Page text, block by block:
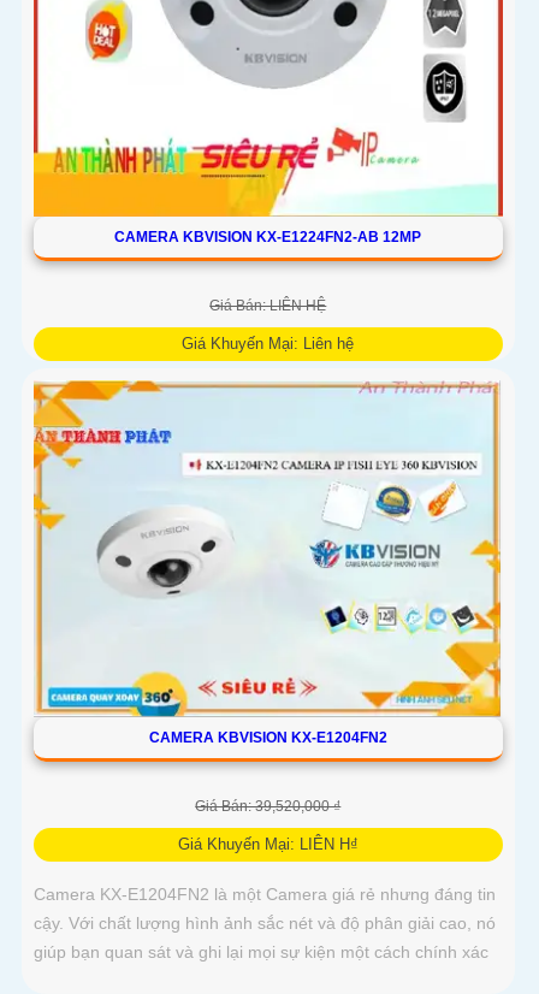
CAMERA KBVISION KX-E1224FN2-AB 12MP
Giá Bán: LIÊN HỆ
Giá Khuyến Mại: Liên hệ
Camera giám sát KX-E1224FN2-AB sử dụng công nghệ
Starlight tiên tiến, có khả năng giám sát tốt trong môi trường
thiếu ánh sáng. Với độ phân giải HD IP, sản phẩm này mang
lại hình ảnh chất lượng cao, rõ nét
CAMERA KBVISION KX-E1204FN2
Giá Bán: 39,520,000 ₫
Giá Khuyến Mại: LIÊN H₫
Camera KX-E1204FN2 là một Camera giá rẻ nhưng đáng tin
cậy. Với chất lượng hình ảnh sắc nét và độ phân giải cao, nó
giúp bạn quan sát và ghi lại mọi sự kiện một cách chính xác